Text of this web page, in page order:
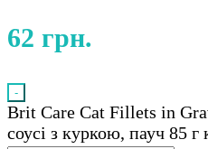
62 грн.
-
Brit Care Cat Fillets in
соусі з куркою, пауч 85 г